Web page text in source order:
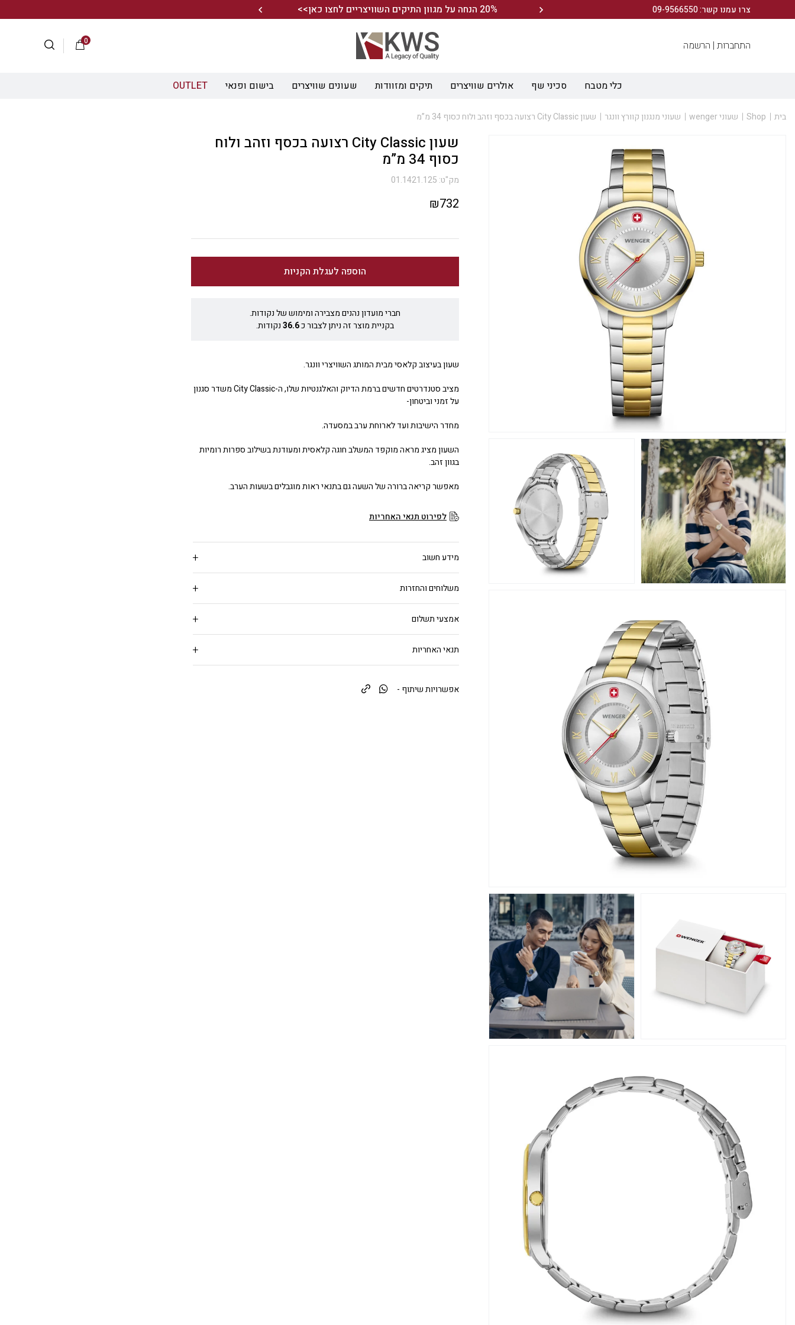
צרו עמנו קשר: 09-9566550
משלוחים חינם בקנייה מעל 199 ש"ח! (עד 5 ימי עסקים) 20% הנחה על מגוון התיקים השוויצריים לחצו כאן>>
התחברות | הרשמה 0
כלי מטבח סכיני שף אולרים שוויצרים תיקים ומזוודות שעונים שוויצרים בישום ופנאי OUTLET
בית Shop שעוני wenger שעוני מנגנון קוורץ וונגר שעון City Classic רצועה בכסף וזהב ולוח כסוף 34 מ”מ
שעון City Classic רצועה בכסף וזהב ולוח
כסוף 34 מ”מ
מק"ט: 01.1421.125
₪732
הוספה לעגלת הקניות
חברי מועדון נהנים מצבירה ומימוש של נקודות.
בקניית מוצר זה ניתן לצבור כ36.6נקודות.
שעון בעיצוב קלאסי מבית המותג השוויצרי וונגר.
מציב סטנדרטים חדשים ברמת הדיוק והאלגנטיות שלו, ה-City Classic משדר סגנון
על זמני וביטחון-
מחדר הישיבות ועד לארוחת ערב במסעדה.
השעון מציג מראה מוקפד המשלב חוגה קלאסית ומעודנת בשילוב ספרות רומיות
בגוון זהב.
מאפשר קריאה ברורה של השעה גם בתנאי ראות מוגבלים בשעות הערב.
לפירוט תנאי האחריות
מידע חשוב
משלוחים והחזרות
אמצעי תשלום
תנאי האחריות
אפשרויות שיתוף -